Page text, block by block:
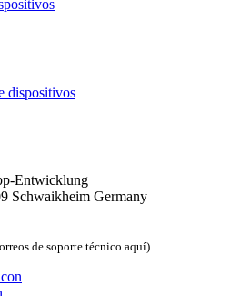
dispositivos
Entwicklung
Schwaikheim Germany
de soporte técnico aquí)